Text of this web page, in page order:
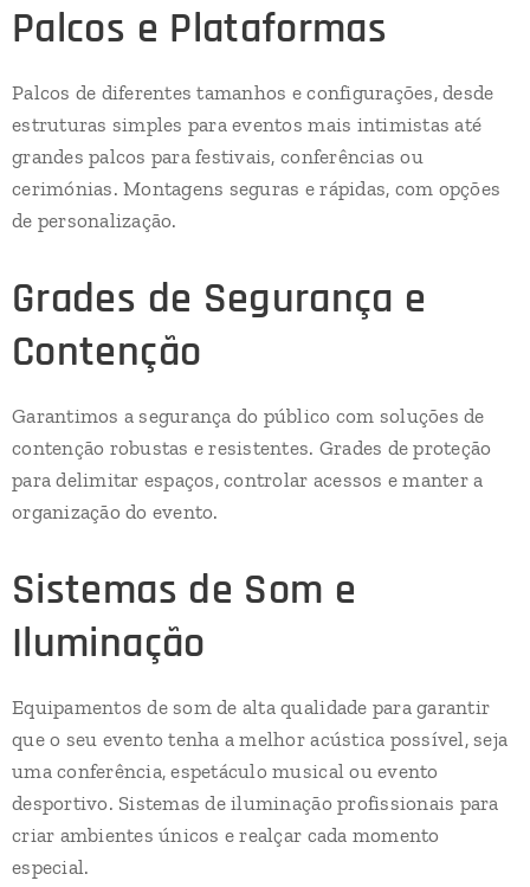
Palcos e Plataformas
Palcos de diferentes tamanhos e configurações, desde
estruturas simples para eventos mais intimistas até
grandes palcos para festivais, conferências ou
cerimónias. Montagens seguras e rápidas, com opções
de personalização.
Grades de Segurança e
Contenção
Garantimos a segurança do público com soluções de
contenção robustas e resistentes. Grades de proteção
para delimitar espaços, controlar acessos e manter a
organização do evento.
Sistemas de Som e
Iluminação
Equipamentos de som de alta qualidade para garantir
que o seu evento tenha a melhor acústica possível, seja
uma conferência, espetáculo musical ou evento
desportivo. Sistemas de iluminação profissionais para
criar ambientes únicos e realçar cada momento
especial.